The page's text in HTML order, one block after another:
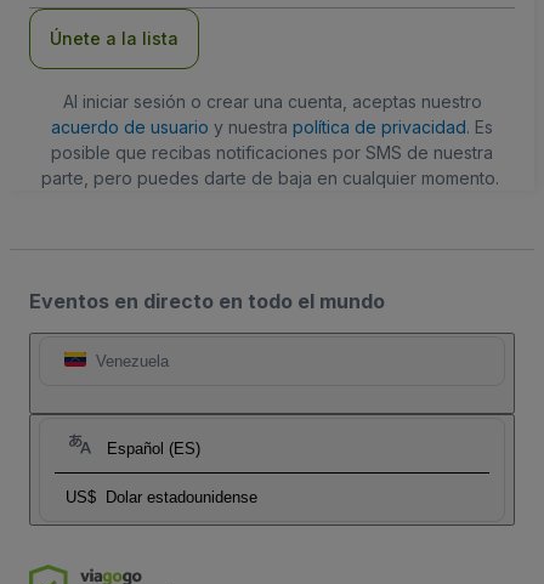
Únete a la lista
Al iniciar sesión o crear una cuenta, aceptas nuestro
acuerdo de usuario y nuestra política de privacidad. Es
posible que recibas notificaciones por SMS de nuestra
parte, pero puedes darte de baja en cualquier momento.
Eventos en directo en todo el mundo
Venezuela
Español (ES)
US$ Dolar estadounidense